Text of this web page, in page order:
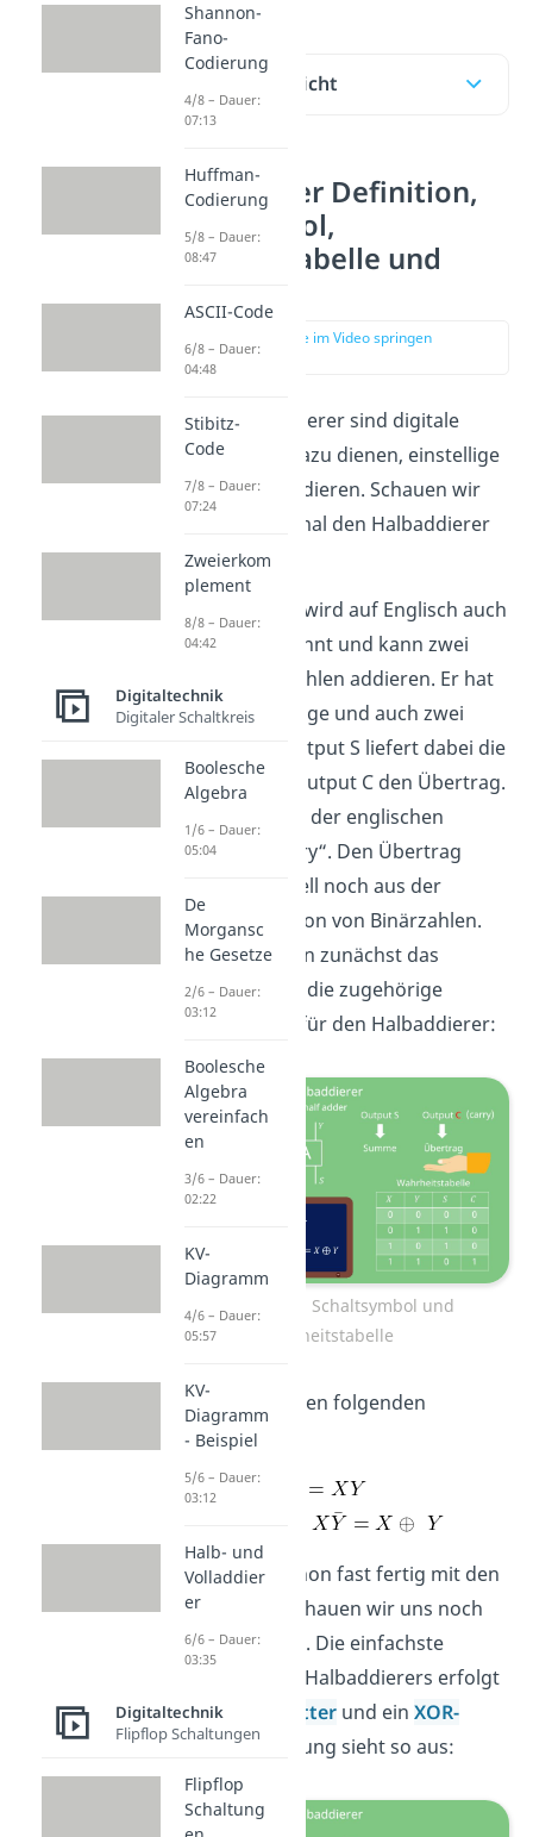
Inhaltsübersicht
Halbaddierer Definition,
Schaltsymbol,
Wahrheitstabelle und
zur Stelle im Video springen
(00:11)
Halb- und Volladdierer sind digitale
Schaltnetze, die dazu dienen, einstellige
Binärzahlen zu addieren. Schauen wir
uns zunächst einmal den Halbaddierer
an.
Der Halbaddierer wird auf Englisch auch
„half adder“ genannt und kann zwei
einstellige Binärzahlen addieren. Er hat
daher zwei Eingänge und auch zwei
Ausgänge. Der Output S liefert dabei die
Summe und der Output C den Übertrag.
Das C stammt von der englischen
Bezeichnung „carry“. Den Übertrag
kennst du eventuell noch aus der
händischen Addition von Binärzahlen.
Betrachten wir nun zunächst das
Schaltsymbol und die zugehörige
Wahrheitstabelle für den Halbaddierer:
Halbaddierer: Schaltsymbol und
Wahrheitstabelle
Diese entspricht den folgenden
Gleichungen:
Damit sind wir schon fast fertig mit den
Halbaddierern! Schauen wir uns noch
die Umsetzung an. Die einfachste
Darstellung eines Halbaddierers erfolgt
durch ein
Und-Gatter und einXOR-
Gatter. Die Schaltung sieht so aus:
Shannon-
Fano-
Codierung
4/8 – Dauer:
07:13
Huffman-
Codierung
5/8 – Dauer:
08:47
ASCII-Code
6/8 – Dauer:
04:48
Stibitz-
Code
7/8 – Dauer:
07:24
Zweierkom
plement
8/8 – Dauer:
04:42
Digitaltechnik
Digitaler Schaltkreis
Boolesche
Algebra
1/6 – Dauer:
05:04
De
Morgansc
he Gesetze
2/6 – Dauer:
03:12
Boolesche
Algebra
vereinfach
en
3/6 – Dauer:
02:22
KV-
Diagramm
4/6 – Dauer:
05:57
KV-
Diagramm
- Beispiel
5/6 – Dauer:
03:12
Halb- und
Volladdier
er
6/6 – Dauer:
03:35
Digitaltechnik
Flipflop Schaltungen
Flipflop
Schaltung